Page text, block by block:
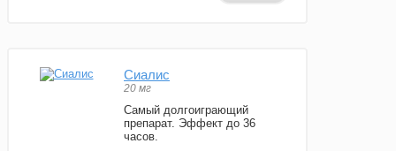
Сиалис
20 мг
Самый долгоиграющий
препарат. Эффект до 36
часов.